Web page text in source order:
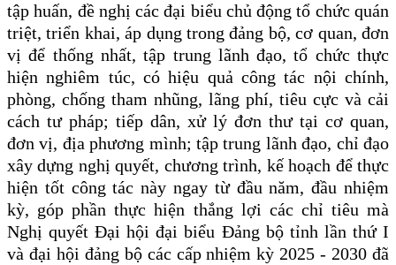
tập huấn, đề nghị các đại biểu chủ động tổ chức quán
triệt, triển khai, áp dụng trong đảng bộ, cơ quan, đơn
vị để thống nhất, tập trung lãnh đạo, tổ chức thực
hiện nghiêm túc, có hiệu quả công tác nội chính,
phòng, chống tham nhũng, lãng phí, tiêu cực và cải
cách tư pháp; tiếp dân, xử lý đơn thư tại cơ quan,
đơn vị, địa phương mình; tập trung lãnh đạo, chỉ đạo
xây dựng nghị quyết, chương trình, kế hoạch để thực
hiện tốt công tác này ngay từ đầu năm, đầu nhiệm
kỳ, góp phần thực hiện thắng lợi các chỉ tiêu mà
Nghị quyết Đại hội đại biểu Đảng bộ tỉnh lần thứ I
và đại hội đảng bộ các cấp nhiệm kỳ 2025 - 2030 đã